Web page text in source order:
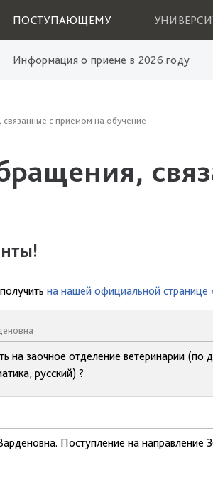
ПОСТУПАЮЩЕМУ
Информация о приеме в 2026 году
с приемом на обучение
на нашей официальной странице
на заочное отделение ветеринарии (по
русский) ?
Поступление на